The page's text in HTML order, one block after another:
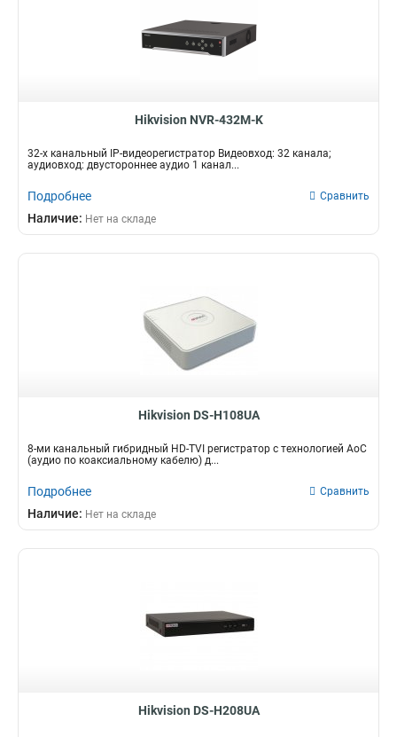
Hikvision NVR-432M-K
32-х канальный IP-видеорегистратор Видеовход: 32 канала;
аудиовход: двустороннее аудио 1 канал...
Подробнее Сравнить
Наличие: Нет на складе
Hikvision DS-H108UA
8-ми канальный гибридный HD-TVI регистратор c технологией AoC
(аудио по коаксиальному кабелю) д...
Подробнее Сравнить
Наличие: Нет на складе
Hikvision DS-H208UA